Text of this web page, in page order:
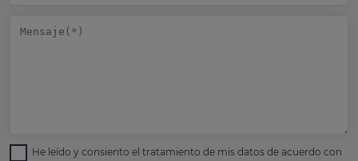
He leído y consiento el tratamiento de mis datos de acuerdo con